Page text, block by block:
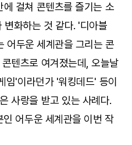
에 걸쳐 콘텐츠를 즐기는 소
변화하는 것 같다. '디아블
어두운 세계관을 그리는 콘
텐츠로 여겨졌는데, 오늘날
임'이라던가 '워킹데드' 등이
사랑을 받고 있는 사례다.
어두운 세계관을 이번 작